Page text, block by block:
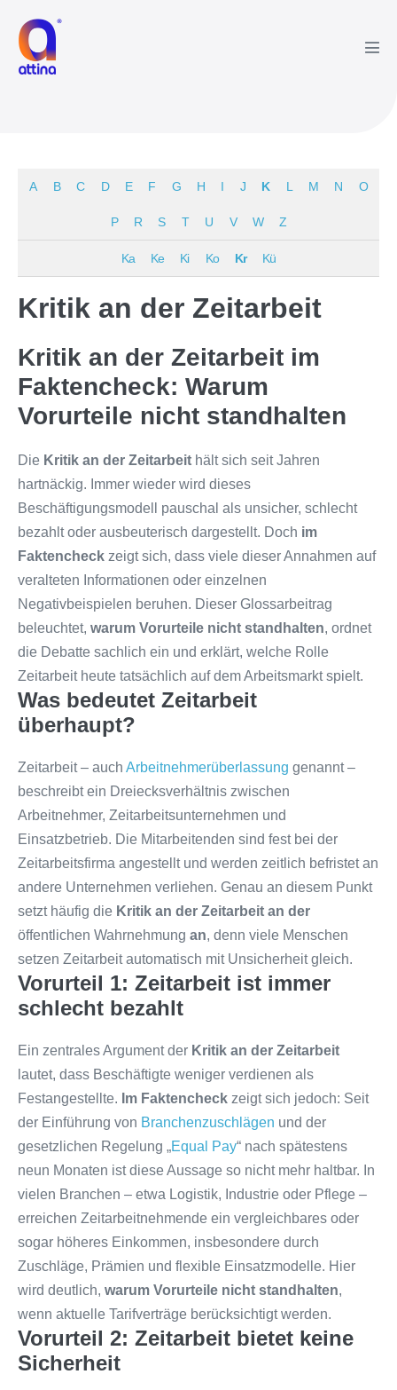
Inhalt
springen
A B C D E F G H I J K L M N O
P R S T U V W Z
Ka Ke Ki Ko Kr Kü
Kritik an der Zeitarbeit
Kritik an der Zeitarbeit im
Faktencheck: Warum
Vorurteile nicht standhalten
Die Kritik an der Zeitarbeit hält sich seit Jahren
hartnäckig. Immer wieder wird dieses
Beschäftigungsmodell pauschal als unsicher, schlecht
bezahlt oder ausbeuterisch dargestellt. Doch im
Faktencheck zeigt sich, dass viele dieser Annahmen auf
veralteten Informationen oder einzelnen
Negativbeispielen beruhen. Dieser Glossarbeitrag
beleuchtet, warum Vorurteile nicht standhalten, ordnet
die Debatte sachlich ein und erklärt, welche Rolle
Zeitarbeit heute tatsächlich auf dem Arbeitsmarkt spielt.
Was bedeutet Zeitarbeit
überhaupt?
Zeitarbeit – auch Arbeitnehmerüberlassung genannt –
beschreibt ein Dreiecksverhältnis zwischen
Arbeitnehmer, Zeitarbeitsunternehmen und
Einsatzbetrieb. Die Mitarbeitenden sind fest bei der
Zeitarbeitsfirma angestellt und werden zeitlich befristet an
andere Unternehmen verliehen. Genau an diesem Punkt
setzt häufig die Kritik an der Zeitarbeit an der
öffentlichen Wahrnehmung an, denn viele Menschen
setzen Zeitarbeit automatisch mit Unsicherheit gleich.
Vorurteil 1: Zeitarbeit ist immer
schlecht bezahlt
Ein zentrales Argument der Kritik an der Zeitarbeit
lautet, dass Beschäftigte weniger verdienen als
Festangestellte. Im Faktencheck zeigt sich jedoch: Seit
der Einführung von Branchenzuschlägen und der
gesetzlichen Regelung „Equal Pay“ nach spätestens
neun Monaten ist diese Aussage so nicht mehr haltbar. In
vielen Branchen – etwa Logistik, Industrie oder Pflege –
erreichen Zeitarbeitnehmende ein vergleichbares oder
sogar höheres Einkommen, insbesondere durch
Zuschläge, Prämien und flexible Einsatzmodelle. Hier
wird deutlich, warum Vorurteile nicht standhalten,
wenn aktuelle Tarifverträge berücksichtigt werden.
Vorurteil 2: Zeitarbeit bietet keine
Sicherheit